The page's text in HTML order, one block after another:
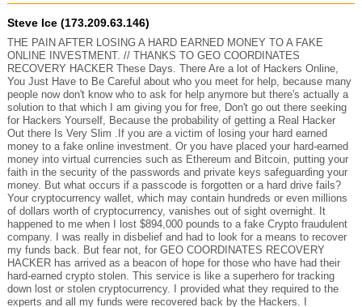
Steve Ice (173.209.63.146)
THE PAIN AFTER LOSING A HARD EARNED MONEY TO A FAKE
ONLINE INVESTMENT. // THANKS TO GEO COORDINATES
RECOVERY HACKER These Days. There Are a lot of Hackers Online,
You Just Have to Be Careful about who you meet for help, because many
people now don't know who to ask for help anymore but there's actually a
solution to that which I am giving you for free, Don't go out there seeking
for Hackers Yourself, Because the probability of getting a Real Hacker
Out there Is Very Slim .If you are a victim of losing your hard earned
money to a fake online investment. Or you have placed your hard-earned
money into virtual currencies such as Ethereum and Bitcoin, putting your
faith in the security of the passwords and private keys safeguarding your
money. But what occurs if a passcode is forgotten or a hard drive fails?
Your cryptocurrency wallet, which may contain hundreds or even millions
of dollars worth of cryptocurrency, vanishes out of sight overnight. It
happened to me when I lost $894,000 pounds to a fake Crypto fraudulent
company. I was really in disbelief and had to look for a means to recover
my funds back. But fear not, for GEO COORDINATES RECOVERY
HACKER has arrived as a beacon of hope for those who have had their
hard-earned crypto stolen. This service is like a superhero for tracking
down lost or stolen cryptocurrency. I provided what they required to the
experts and all my funds were recovered back by the Hackers. I